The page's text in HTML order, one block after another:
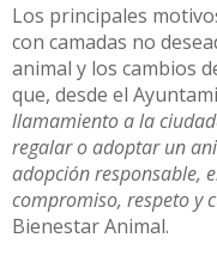
Los principales
con camadas no
animal y los cambios
que, desde el
llamamiento a la
regalar o adoptar un
adopción responsable,
compromiso, respeto y
Bienestar Animal.